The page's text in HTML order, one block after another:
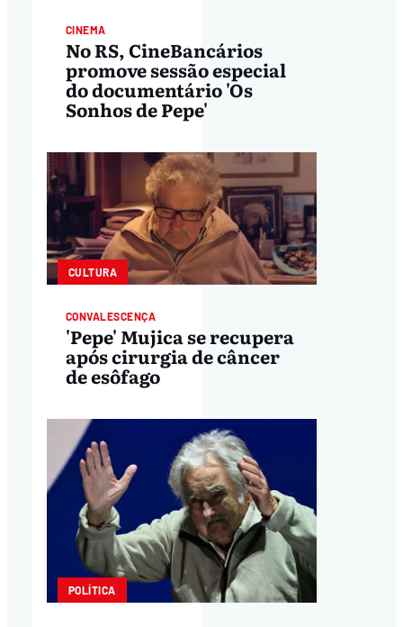
CINEMA
No RS, CineBancários
promove sessão especial
do documentário 'Os
Sonhos de Pepe'
CULTURA
CONVALESCENÇA
'Pepe' Mujica se recupera
após cirurgia de câncer
de esôfago
POLÍTICA